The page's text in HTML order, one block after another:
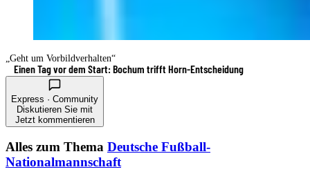
„Geht um Vorbildverhalten“
Einen Tag vor dem Start: Bochum trifft Horn-Entscheidung
Express · Community
Diskutieren Sie mit
Jetzt kommentieren
Alles zum Thema Deutsche Fußball-
Nationalmannschaft